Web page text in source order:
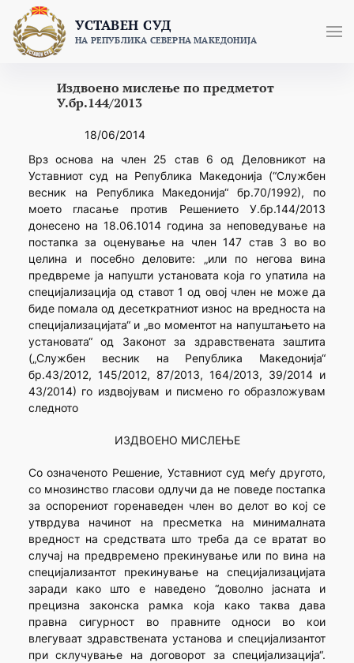
content
УСТАВЕН СУД
НА РЕПУБЛИКА СЕВЕРНА МАКЕДОНИЈА
Издвоено мислење по предметот
У.бр.144/2013
18/06/2014
Врз основа на член 25 став 6 од Деловникот на
Уставниот суд на Република Македонија (“Службен
весник на Република Македонија“ бр.70/1992), по
моето гласање против Решението У.бр.144/2013
донесено на 18.06.1014 година за неповедување на
постапка за оценување на член 147 став 3 во во
целина и посебно деловите: „или по негова вина
предвреме ја напушти установата која го упатила на
специјализација од ставот 1 од овој член не може да
биде помала од десеткратниот износ на вредноста на
специјализацијата“ и „во моментот на напуштањето на
установата“ од Законот за здравствената заштита
(„Службен весник на Република Македонија“
бр.43/2012, 145/2012, 87/2013, 164/2013, 39/2014 и
43/2014) го издвојувам и писмено го образложувам
следното
ИЗДВОЕНО МИСЛЕЊЕ
Со означеното Решение, Уставниот суд меѓу другото,
со мнозинство гласови одлучи да не поведе постапка
за оспорениот горенаведен член во делот во кој се
утврдува начинот на пресметка на минималната
вредност на средствата што треба да се вратат во
случај на предвремено прекинување или по вина на
специјализантот прекинување на специјализацијата
заради како што е наведено “доволно јасната и
прецизна законска рамка која како таква дава
правна сигурност во правните односи во кои
влегуваат здравствената установа и специјализантот
при склучување на договорот за специјализација“.